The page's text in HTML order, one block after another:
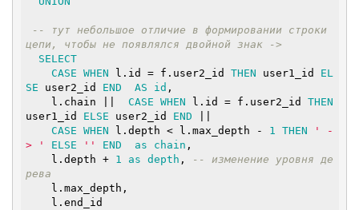
-- тут небольшое отличие в формировании строки
цепи, чтобы не появлялся двойной знак ->
SELECT
CASE WHEN l.id = f.user2_id THEN user1_id EL
SE user2_id END AS id ,
    l.chain ||
CASE WHEN l.id = f.user2_id THEN
user1_id ELSE user2_id END
CASE WHEN l.depth < l.max_depth - 1 THEN
' -
> '
ELSE '' END as chain ,
    l.depth +
1 as depth ,
-- изменение уровня де
рева